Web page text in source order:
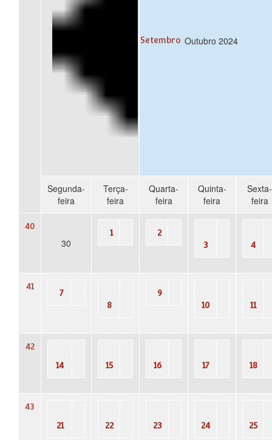
Setembro Outubro 2024
Segunda-
feira
Terça-
feira
Quarta-
feira
Quinta-
feira
Sexta-
feira
40
30
1
2
3
4
41
7
8
9
10
11
42
14
15 16 17 18
43
21
22 23 24 25